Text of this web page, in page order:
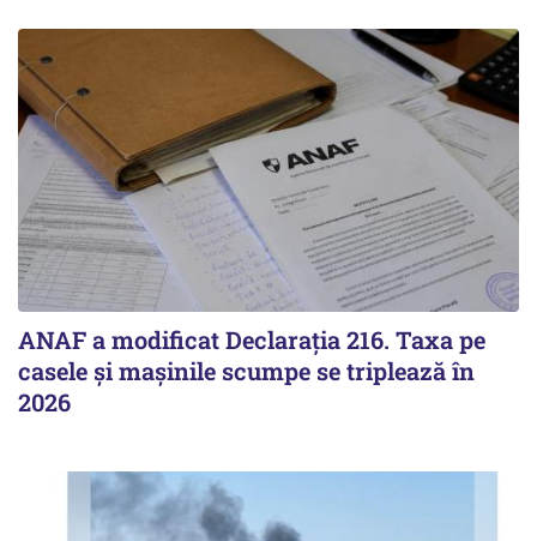
ANAF a modificat Declarația 216. Taxa pe
casele și mașinile scumpe se triplează în
2026